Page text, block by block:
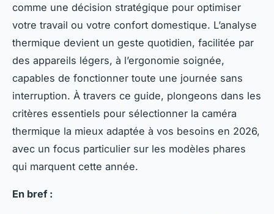
comme une décision stratégique pour optimiser
votre travail ou votre confort domestique. L’analyse
thermique devient un geste quotidien, facilitée par
des appareils légers, à l’ergonomie soignée,
capables de fonctionner toute une journée sans
interruption. À travers ce guide, plongeons dans les
critères essentiels pour sélectionner la caméra
thermique la mieux adaptée à vos besoins en 2026,
avec un focus particulier sur les modèles phares
qui marquent cette année.
En bref :